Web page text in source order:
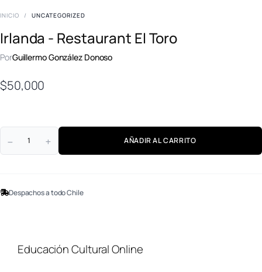
INICIO / UNCATEGORIZED
Irlanda - Restaurant El Toro
PorGuillermo González Donoso
$50,000
AÑADIR AL CARRITO
Despachos a todo Chile
Educación Cultural Online